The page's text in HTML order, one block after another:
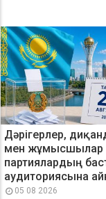
Дәрігерлер,
мен жұмысшылар
партиялардың
аудиториясына
05 08 2026